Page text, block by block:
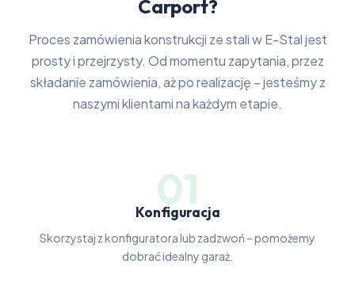
Carport?
Proces zamówienia konstrukcji ze stali w E-Stal jest
prosty i przejrzysty. Od momentu zapytania, przez
składanie zamówienia, aż po realizację – jesteśmy z
naszymi klientami na każdym etapie.
01
Konfiguracja
Skorzystaj z konfiguratora lub zadzwoń – pomożemy
dobrać idealny garaż.